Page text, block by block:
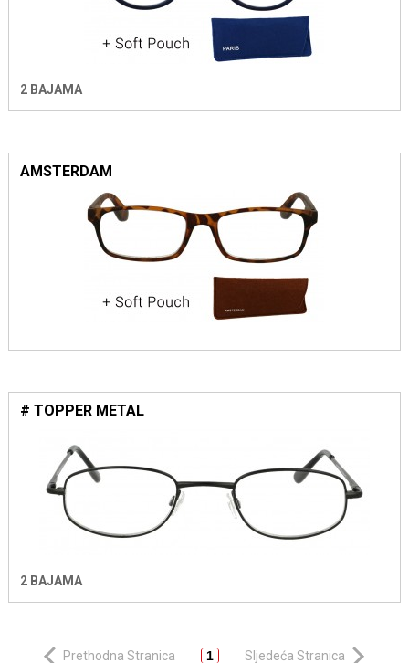
2 BAJAMA
AMSTERDAM
# TOPPER METAL
2 BAJAMA
Prethodna Stranica 1 Sljedeća Stranica